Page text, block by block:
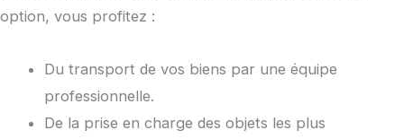
option, vous profitez :
Du transport de vos biens par une équipe
professionnelle.
De la prise en charge des objets les plus